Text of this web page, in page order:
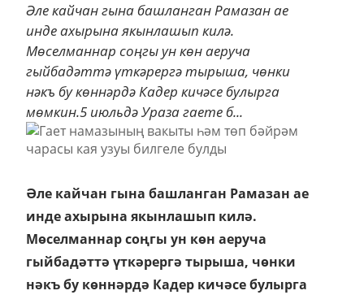
Әле кайчан гына башланган Рамазан ае
инде ахырына якынлашып килә.
Мөселманнар соңгы ун көн аеруча
гыйбадәттә үткәрергә тырыша, чөнки
нәкъ бу көннәрдә Кадер кичәсе булырга
мөмкин.5 июльдә Ураза гаете б...
Әле кайчан гына башланган Рамазан ае
инде ахырына якынлашып килә.
Мөселманнар соңгы ун көн аеруча
гыйбадәттә үткәрергә тырыша, чөнки
нәкъ бу көннәрдә Кадер кичәсе булырга